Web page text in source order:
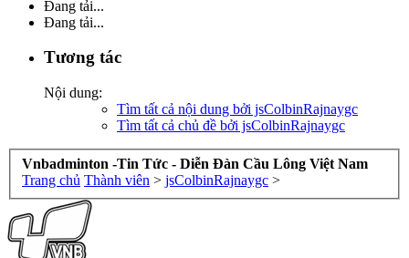
Đang tải...
Đang tải...
Tương tác
Nội dung:
Tìm tất cả nội dung bởi jsColbinRajnaygc
Tìm tất cả chủ đề bởi jsColbinRajnaygc
Vnbadminton -Tin Tức - Diễn Đàn Cầu Lông Việt Nam
Trang chủ Thành viên > jsColbinRajnaygc >